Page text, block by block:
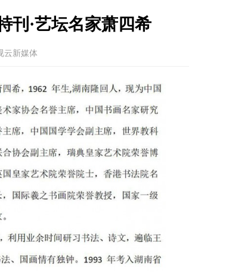
刊·艺坛名家萧四希
云新媒体